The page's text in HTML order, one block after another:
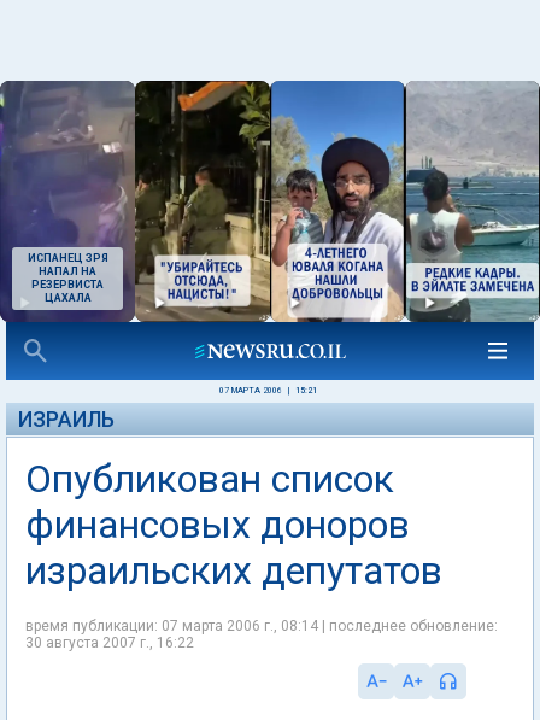
ИСПАНЕЦ ЗРЯ
НАПАЛ НА
РЕЗЕРВИСТА
ЦАХАЛА
07 МАРТА 2006 15:21
ИЗРАИЛЬ
Опубликован список
финансовых доноров
израильских депутатов
время публикации: 07 марта 2006 г., 08:14 | последнее обновление:
30 августа 2007 г., 16:22